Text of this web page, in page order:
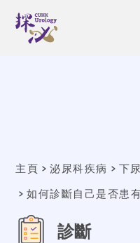
主頁 泌尿科疾病 下
如何診斷自己是否患
診斷